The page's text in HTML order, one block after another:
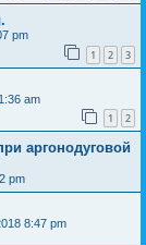
pm
1 2 3
am
1 2
аргонодуговой
pm
8:47 pm